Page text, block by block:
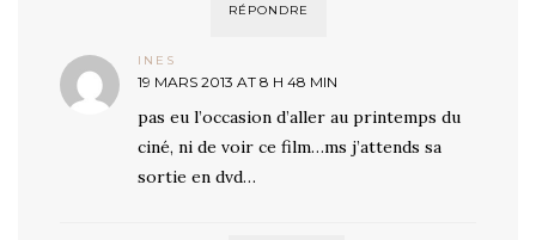
RÉPONDRE
INES
19 MARS 2013 AT 8 H 48 MIN
pas eu l’occasion d’aller au printemps du
ciné, ni de voir ce film…ms j’attends sa
sortie en dvd…